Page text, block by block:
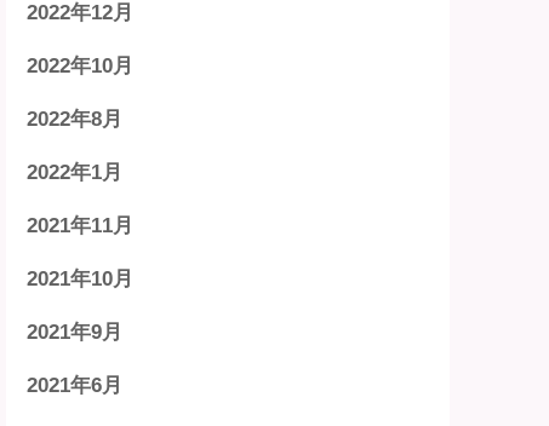
2022年12月
2022年10月
2022年8月
2022年1月
2021年11月
2021年10月
2021年9月
2021年6月